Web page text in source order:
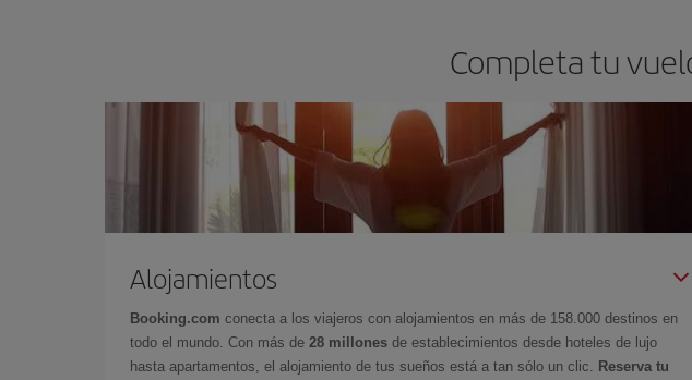
Completa tu
Alojamientos
Booking.com conecta a los viajeros con alojamientos en más de 158.000 destinos en
todo el mundo. Con más de 28 millones de establecimientos desde hoteles de lujo
hasta apartamentos, el alojamiento de tus sueños está a tan sólo un clic.
Reserva tu